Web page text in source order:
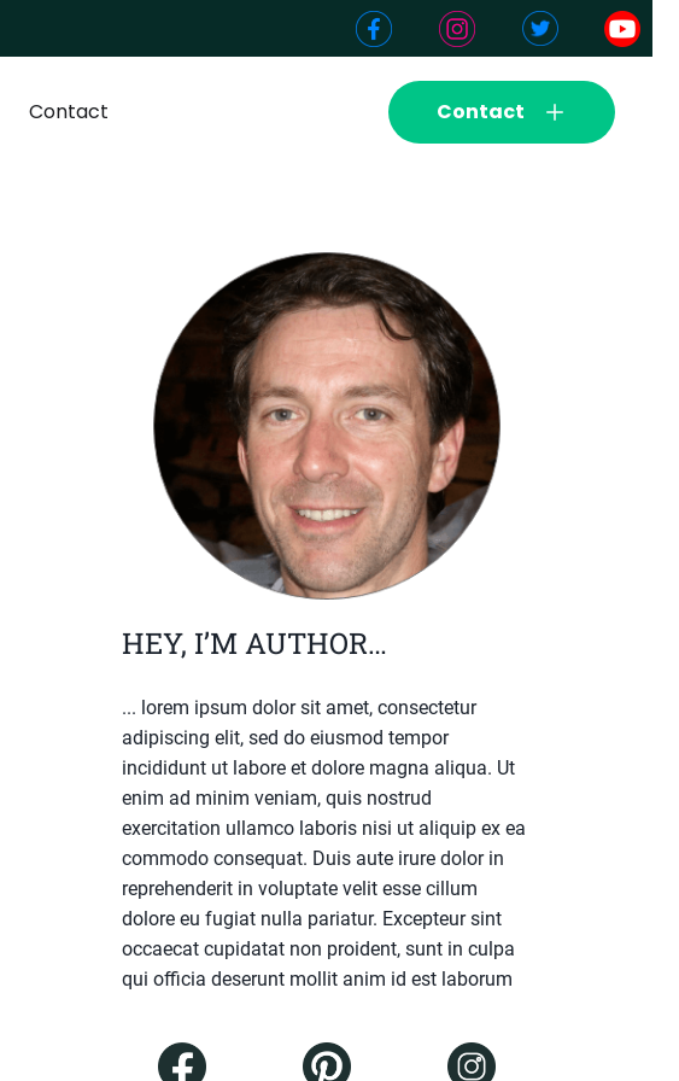
Contact Contact
HEY, I’M AUTHOR…
... lorem ipsum dolor sit amet, consectetur
adipiscing elit, sed do eiusmod tempor
incididunt ut labore et dolore magna aliqua. Ut
enim ad minim veniam, quis nostrud
exercitation ullamco laboris nisi ut aliquip ex ea
commodo consequat. Duis aute irure dolor in
reprehenderit in voluptate velit esse cillum
dolore eu fugiat nulla pariatur. Excepteur sint
occaecat cupidatat non proident, sunt in culpa
qui officia deserunt mollit anim id est laborum